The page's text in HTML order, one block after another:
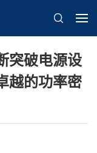
突破电源设
越的功率密